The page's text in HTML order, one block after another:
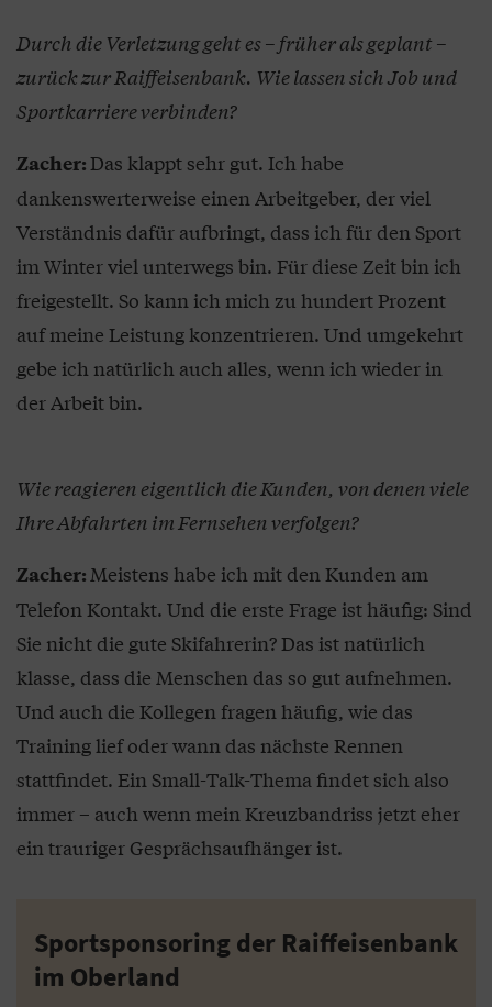
Durch die Verletzung geht es – früher als geplant –
zurück zur Raiffeisenbank. Wie lassen sich Job und
Sportkarriere verbinden?
Zacher:Das klappt sehr gut. Ich habe
dankenswerterweise einen Arbeitgeber, der viel
Verständnis dafür aufbringt, dass ich für den Sport
im Winter viel unterwegs bin. Für diese Zeit bin ich
freigestellt. So kann ich mich zu hundert Prozent
auf meine Leistung konzentrieren. Und umgekehrt
gebe ich natürlich auch alles, wenn ich wieder in
der Arbeit bin.
Wie reagieren eigentlich die Kunden, von denen viele
Ihre Abfahrten im Fernsehen verfolgen?
Zacher: Meistens habe ich mit den Kunden am
Telefon Kontakt. Und die erste Frage ist häufig: Sind
Sie nicht die gute Skifahrerin? Das ist natürlich
klasse, dass die Menschen das so gut aufnehmen.
Und auch die Kollegen fragen häufig, wie das
Training lief oder wann das nächste Rennen
stattfindet. Ein Small-Talk-Thema findet sich also
immer – auch wenn mein Kreuzbandriss jetzt eher
ein trauriger Gesprächsaufhänger ist.
Sportsponsoring der Raiffeisenbank
im Oberland